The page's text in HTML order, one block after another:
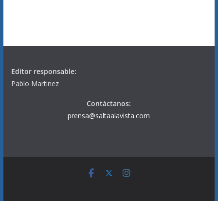
Editor responsable:
Pablo Martinez
Contáctanos:
prensa@saltaalavista.com